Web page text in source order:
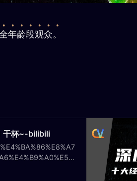
年龄段观众。
干杯~-bilibili